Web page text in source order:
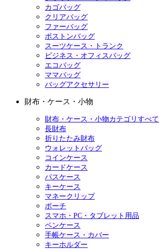
カゴバッグ
クリアバッグ
ファーバッグ
ボストンバッグ
スーツケース・トランク
ビジネス・オフィスバッグ
エコバッグ
ママバッグ
バッグアクセサリー
財布・ケース・小物
財布・ケース・小物カテゴリすべて
長財布
折りたたみ財布
ウォレットバッグ
コインケース
カードケース
パスケース
キーケース
マネークリップ
ポーチ
スマホ・PC・タブレット用品
ペンケース
手帳ケース・カバー
キーホルダー